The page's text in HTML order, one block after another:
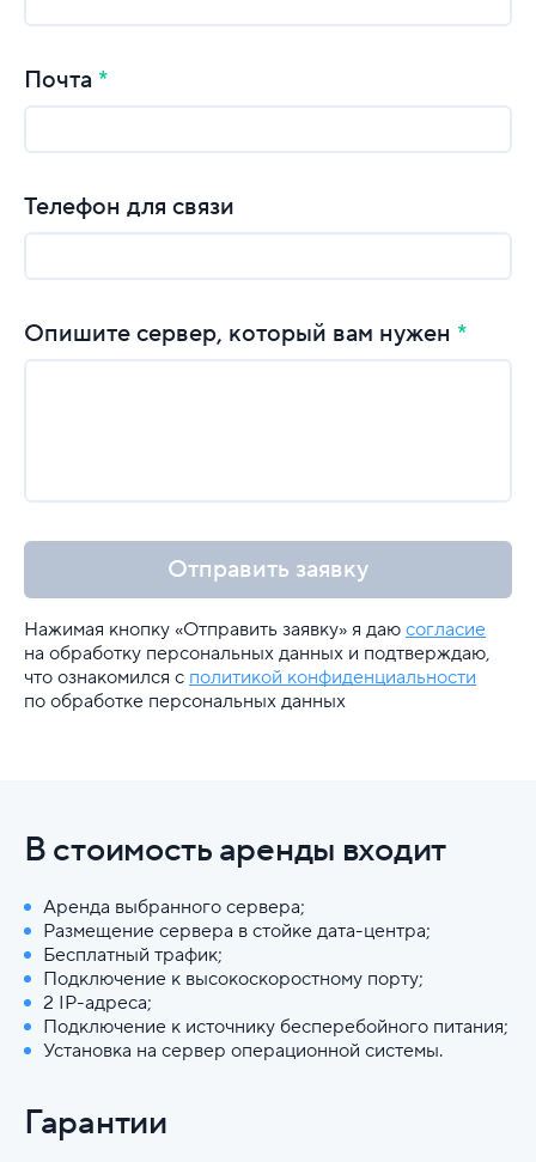
Почта
Телефон для связи
Опишите сервер, который вам нужен
Отправить заявку
Нажимая кнопку «Отправить заявку» я даю согласие
на обработку персональных данных и подтверждаю,
что ознакомился с политикой конфиденциальности
по обработке персональных данных
В стоимость аренды входит
Аренда выбранного сервера;
Размещение сервера в стойке дата-центра;
Бесплатный трафик;
Подключение к высокоскоростному порту;
2 IP-адреса;
Подключение к источнику бесперебойного питания;
Установка на сервер операционной системы.
Гарантии